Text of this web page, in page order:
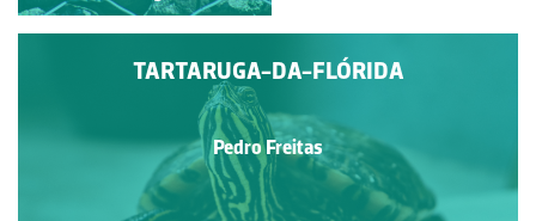
TARTARUGA-DA-FLÓRIDA
Pedro Freitas